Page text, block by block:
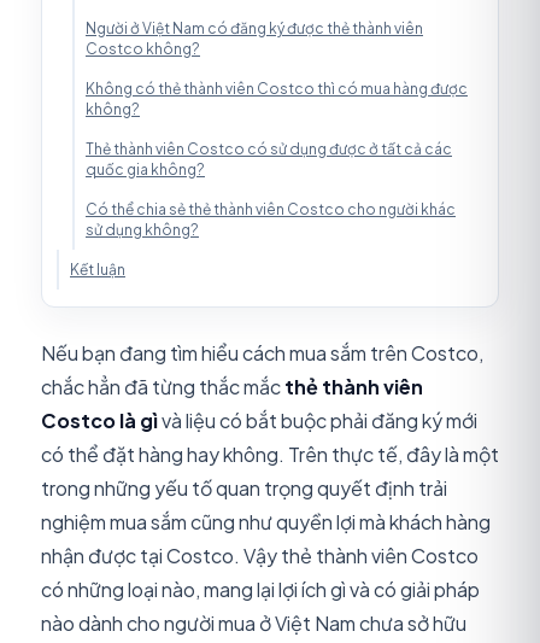
Người ở Việt Nam có đăng ký được thẻ thành viên
Costco không?
Không có thẻ thành viên Costco thì có mua hàng được
không?
Thẻ thành viên Costco có sử dụng được ở tất cả các
quốc gia không?
Có thể chia sẻ thẻ thành viên Costco cho người khác
sử dụng không?
Kết luận
Nếu bạn đang tìm hiểu cách mua sắm trên Costco,
chắc hẳn đã từng thắc mắcthẻ thành viên
Costco là gìvà liệu có bắt buộc phải đăng ký mới
có thể đặt hàng hay không. Trên thực tế, đây là một
trong những yếu tố quan trọng quyết định trải
nghiệm mua sắm cũng như quyền lợi mà khách hàng
nhận được tại Costco. Vậy thẻ thành viên Costco
có những loại nào, mang lại lợi ích gì và có giải pháp
nào dành cho người mua ở Việt Nam chưa sở hữu